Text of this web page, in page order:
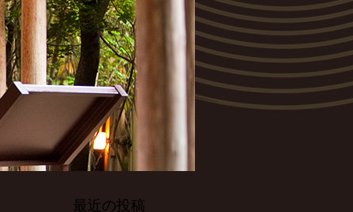
最近の投稿